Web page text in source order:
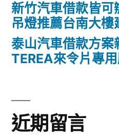
新竹汽車借款皆
吊燈推薦台南大樓
泰山汽車借款方案
TEREA來令片專
近期留言